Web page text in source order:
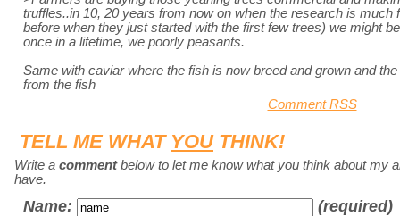
truffles..in 10, 20 years from now on when the research is much
before when they just started with the first few trees) we might
once in a lifetime, we poorly peasants.
Same with caviar where the fish is now breed and grown and
from the fish
Comment RSS
TELL ME WHAT YOUTHINK!
Write a commentbelow to let me know what you think about my
have.
Name:
(required)